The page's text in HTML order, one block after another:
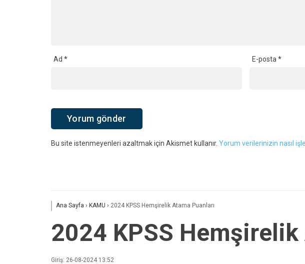
Ad * E-posta*
Bu site istenmeyenleri azaltmak için Akismet kullanır. Yorum verilerinizin nasıl
Ana Sayfa › KAMU › 2024 KPSS Hemşirelik Atama Puanları
2024 KPSS Hemşirelik
Giriş: 26-08-2024 13:52